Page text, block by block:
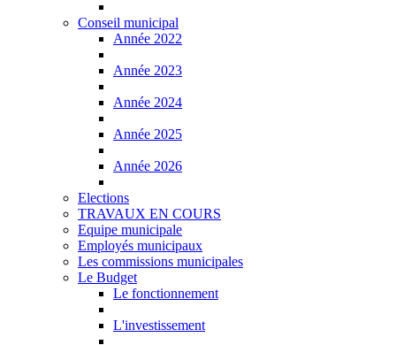
Conseil municipal
Année 2022
Année 2023
Année 2024
Année 2025
Année 2026
Elections
TRAVAUX EN COURS
Equipe municipale
Employés municipaux
Les commissions municipales
Le Budget
Le fonctionnement
L'investissement